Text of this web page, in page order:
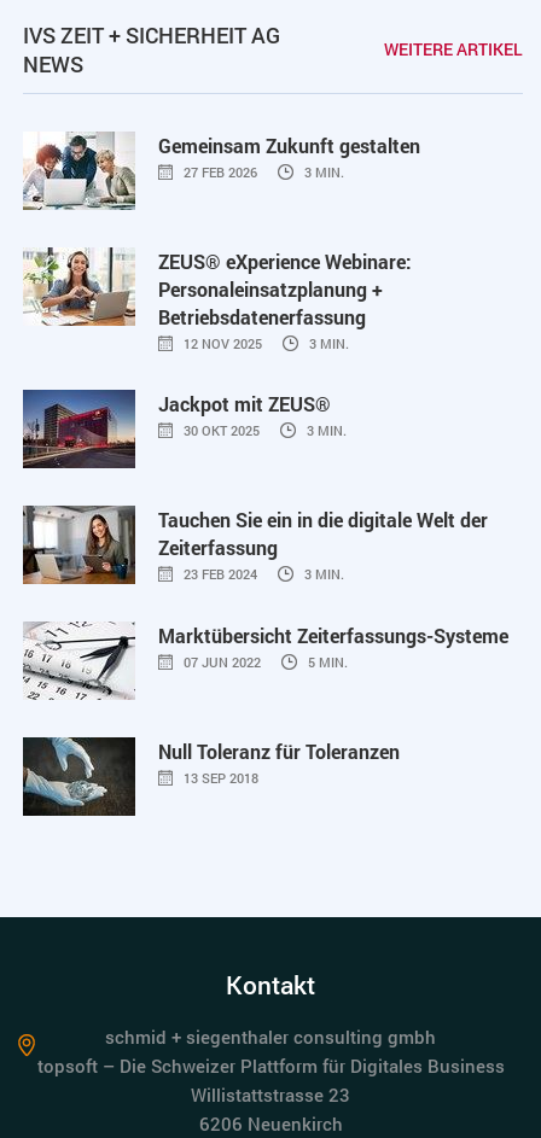
IVS ZEIT + SICHERHEIT AG
NEWS
WEITERE ARTIKEL
Gemeinsam Zukunft gestalten
27 FEB 2026 3 MIN.
ZEUS® eXperience Webinare:
Personaleinsatzplanung +
Betriebsdatenerfassung
12 NOV 2025 3 MIN.
Jackpot mit ZEUS®
30 OKT 2025 3 MIN.
Tauchen Sie ein in die digitale Welt der
Zeiterfassung
23 FEB 2024 3 MIN.
Marktübersicht Zeiterfassungs-Systeme
07 JUN 2022 5 MIN.
Null Toleranz für Toleranzen
13 SEP 2018
Kontakt
schmid + siegenthaler consulting gmbh
topsoft – Die Schweizer Plattform für Digitales Business
Willistattstrasse 23
6206 Neuenkirch